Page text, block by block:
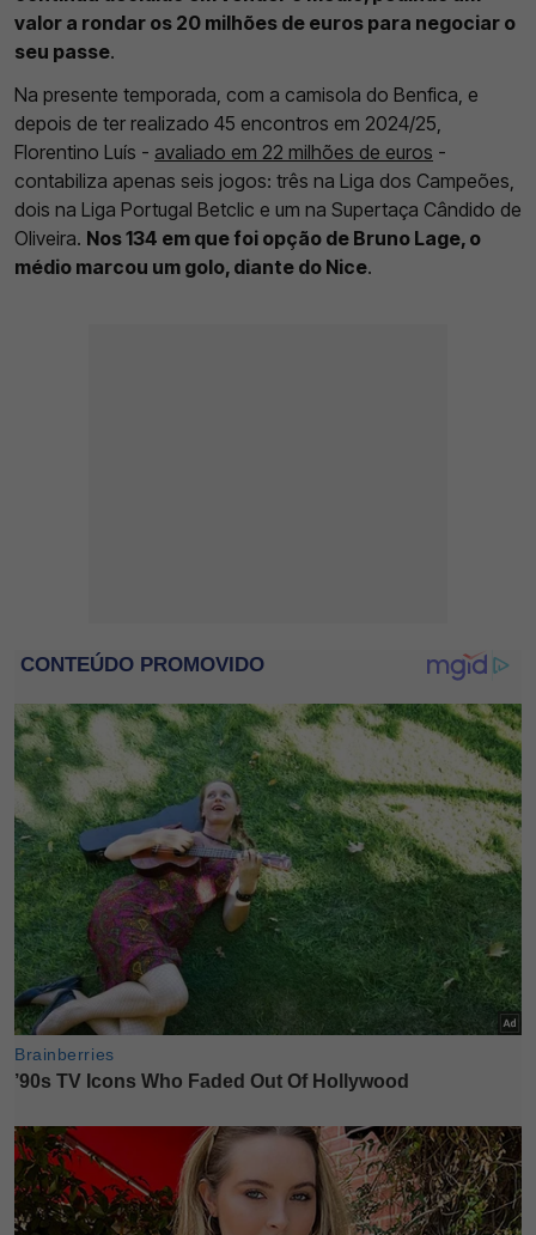
valor a rondar os 20 milhões de euros para negociar o
seu passe.
Na presente temporada, com a camisola do Benfica, e
depois de ter realizado 45 encontros em 2024/25,
Florentino Luís - avaliado em 22 milhões de euros -
contabiliza apenas seis jogos: três na Liga dos Campeões,
dois na Liga Portugal Betclic e um na Supertaça Cândido de
Oliveira. Nos 134 em que foi opção de Bruno Lage, o
médio marcou um golo, diante do Nice.